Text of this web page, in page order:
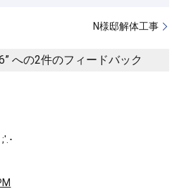
N様邸解体工事
への2件のフィードバック
･